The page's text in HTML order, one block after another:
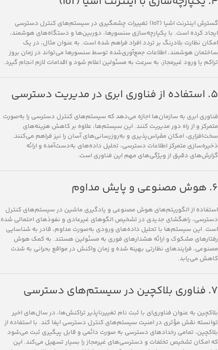
گسترش اینترنت اشیا (IoT) تغییرات چشمگیری در سیستم‌های کنترل دسترسی
ایجاد کرده است. با یکپارچه‌سازی سنسورها، دوربین‌ها و دستگاه‌های هوشمند،
امکان نظارت بلادرنگ بر تردد افراد فراهم شده است. به عنوان مثال، در یک
ساختمان هوشمند، اطلاعات جمع‌آوری‌شده توسط سنسورها می‌تواند در زمان بروز
تراکم یا ورود غیرمجاز، به سرعت به مسئولین اعلام شود و اقدامات لازم انجام گیرد.
۵. استفاده از فناوری ابری در مدیریت دسترسی
فناوری ابری به سازمان‌ها اجازه می‌دهد که سیستم‌های کنترل دسترسی را به‌صورت
متمرکز و از راه دور مدیریت کنند. این سیستم‌ها، علاوه بر کاهش هزینه‌های
سخت‌افزاری، امکان مقیاس‌پذیری و به‌روزرسانی‌های آسان را نیز فراهم می‌کنند.
ذخیره‌سازی متمرکز اطلاعات دسترسی، تحلیل داده‌های به‌دست‌آمده و ارائه
گزارش‌های دقیق از ویژگی‌های مهم این فناوری است.
۶. هوش مصنوعی و پایش مداوم
استفاده از الگوریتم‌های هوش مصنوعی و یادگیری ماشین در سیستم‌های کنترل
دسترسی، راهگشای جدیدی در تشخیص الگوهای غیرعادی و نفوذهای احتمالی شده
است. این سیستم‌ها با تحلیل داده‌های ورودی به‌صورت مداوم، قادر به شناسایی
رفتارهای مشکوک و ارائه هشدارهای فوری به مسئولین هستند. به کمک هوش
مصنوعی، فرایندهای نظارتی بهینه شده و زمان واکنش در مواقع بحرانی به شدت
کاهش می‌یابد.
۷. فناوری بلاکچین در سیستم‌های دسترسی
بلاکچین به عنوان فناوری‌ای با ثبت نام تغییرناپذیر تراکنش‌ها، در سال‌های اخیر
توانسته نقش مؤثری در امنیت سیستم‌های کنترل دسترسی ایفا کند. با استفاده از
بلاکچین، تمامی رخدادهای دسترسی به صورت دائمی و قابل پیگیری ثبت می‌شود
که امکان تشخیص تخلفات و دسترسی‌های غیرمجاز را بسیار تسهیل می‌کند. این